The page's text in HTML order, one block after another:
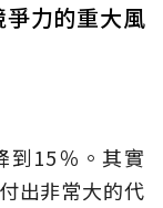
爭力的重大風
到15％。其實
出非常大的代